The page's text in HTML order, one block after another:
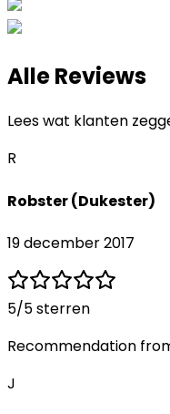
Alle Reviews
Lees wat klanten
R
Robster (Dukester)
19 december 2017
5/5 sterren
Recommendation
J